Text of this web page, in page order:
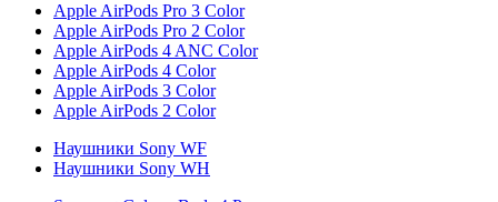
Apple AirPods Pro 3 Color
Apple AirPods Pro 2 Color
Apple AirPods 4 ANC Color
Apple AirPods 4 Color
Apple AirPods 3 Color
Apple AirPods 2 Color
Наушники Sony WF
Наушники Sony WH